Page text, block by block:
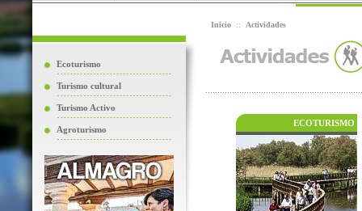
Ecoturismo
Turismo cultural
Turismo Activo
Agroturismo
Inicio :: Actividades
ECOTURISMO